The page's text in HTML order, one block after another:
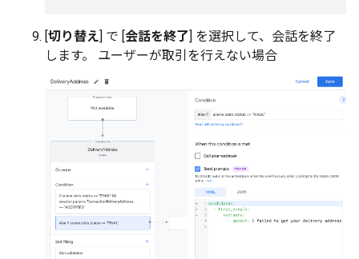
[切り替え] で [会話を終了] を選択して、会話を終了
します。 ユーザーが取引を行えない場合